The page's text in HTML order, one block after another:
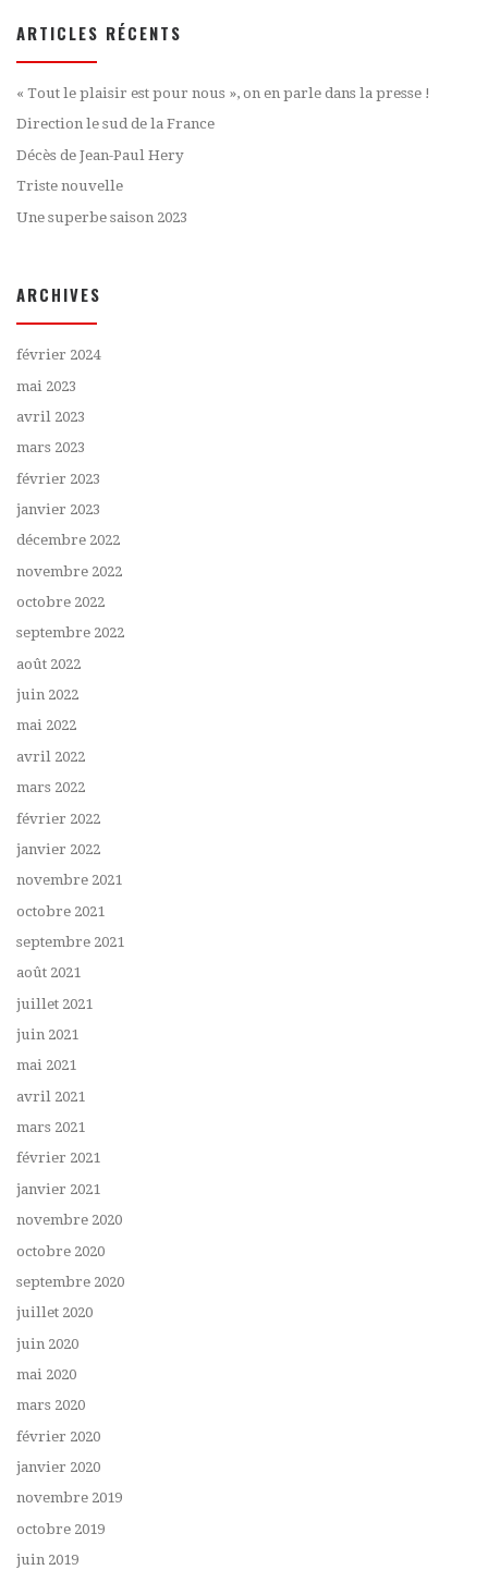
ARTICLES RÉCENTS
« Tout le plaisir est pour nous », on en parle dans la presse !
Direction le sud de la France
Décès de Jean-Paul Hery
Triste nouvelle
Une superbe saison 2023
ARCHIVES
février 2024
mai 2023
avril 2023
mars 2023
février 2023
janvier 2023
décembre 2022
novembre 2022
octobre 2022
septembre 2022
août 2022
juin 2022
mai 2022
avril 2022
mars 2022
février 2022
janvier 2022
novembre 2021
octobre 2021
septembre 2021
août 2021
juillet 2021
juin 2021
mai 2021
avril 2021
mars 2021
février 2021
janvier 2021
novembre 2020
octobre 2020
septembre 2020
juillet 2020
juin 2020
mai 2020
mars 2020
février 2020
janvier 2020
novembre 2019
octobre 2019
juin 2019